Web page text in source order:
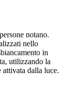
notano.
nello
in
utilizzando la
attivata dalla luce.